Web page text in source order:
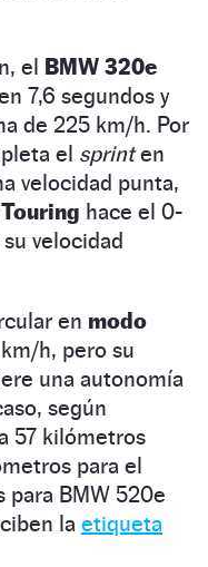
el BMW 320e
7,6 segundos y
de 225 km/h. Por
el sprinten
velocidad punta,
hace el 0-
velocidad
en modo
h, pero su
una autonomía
según
57 kilómetros
para el
para BMW 520e
la etiqueta